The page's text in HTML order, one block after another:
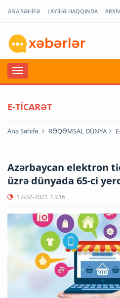
ANA SƏHİFƏ LAYİHƏ HAQQINDA ARXİV
E-TİCARƏT
Ana Səhifə RƏQƏMSAL DÜNYA
Azərbaycan elektron
üzrə dünyada 65-ci
17-02-2021 13:16